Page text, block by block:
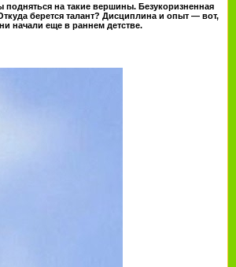
подняться на такие вершины. Безукоризненная
берется талант? Дисциплина и опыт — вот,
начали еще в раннем детстве.